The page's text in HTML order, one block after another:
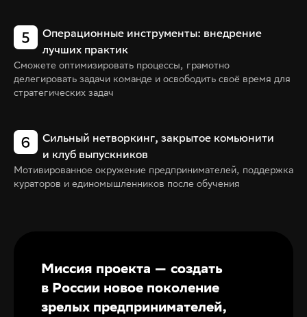
Операционные инструменты: внедрение
лучших практик
Сможете оптимизировать процессы, грамотно
делегировать задачи команде и освободить своё время для
стратегических задач
Сильный нетворкинг, закрытое комьюнити
и клуб выпускников
Мотивированное окружение предпринимателей, поддержка
кураторов и единомышленников после обучения
Миссия проекта — создать
в России новое поколение
зрелых предпринимателей,